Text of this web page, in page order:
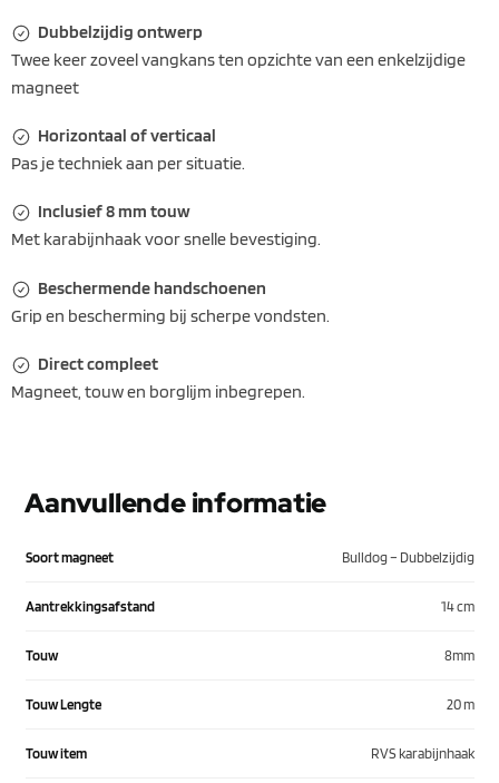
Dubbelzijdig ontwerp
Twee keer zoveel vangkans ten opzichte van een enkelzijdige
magneet
Horizontaal of verticaal
Pas je techniek aan per situatie.
Inclusief 8 mm touw
Met karabijnhaak voor snelle bevestiging.
Beschermende handschoenen
Grip en bescherming bij scherpe vondsten.
Direct compleet
Magneet, touw en borglijm inbegrepen.
Aanvullende informatie
Soort magneet Bulldog – Dubbelzijdig
Aantrekkingsafstand 14 cm
Touw 8mm
Touw Lengte 20 m
Touw item RVS karabijnhaak